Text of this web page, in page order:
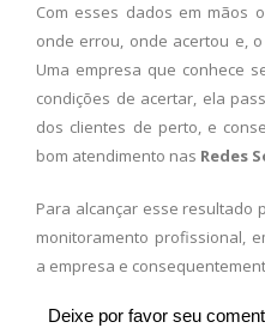
Com esses dados em mãos
onde errou, onde acertou e,
Uma empresa que conhece
condições de acertar, ela
dos clientes de perto, e
bom atendimento nas Redes
Para alcançar esse resultado
monitoramento profissional,
a empresa e
Deixe por favor seu